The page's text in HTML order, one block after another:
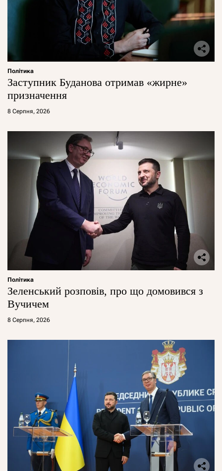
Політика
Заступник Буданова отримав «жирне»
призначення
8 Серпня, 2026
Політика
Зеленський розповів, про що домовився з
Вучичем
8 Серпня, 2026